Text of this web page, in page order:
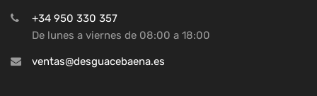
+34 950 330 357
De lunes a viernes de 08:00 a 18:00
ventas@desguacebaena.es